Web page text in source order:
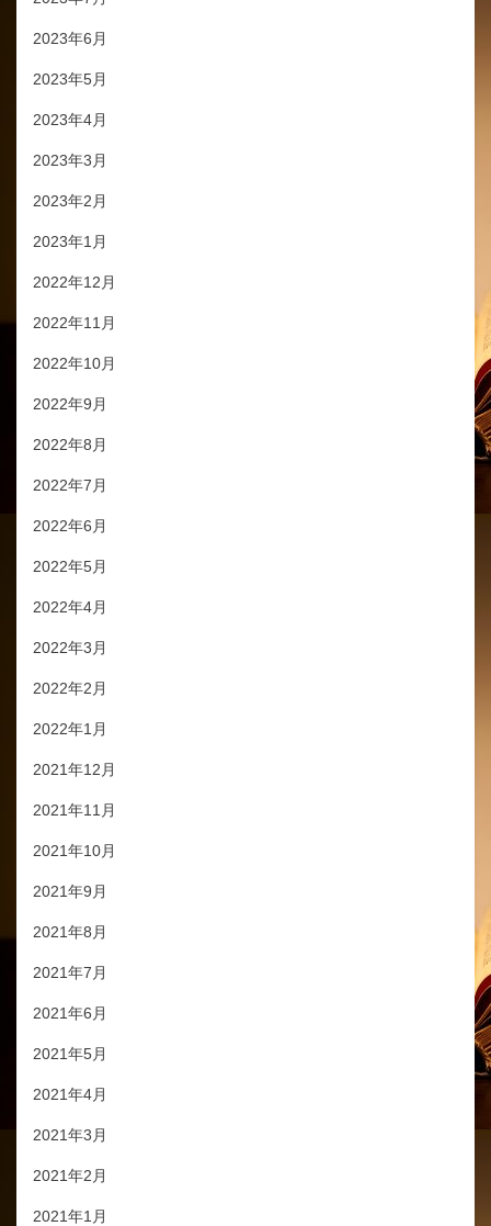
2023年6月
2023年5月
2023年4月
2023年3月
2023年2月
2023年1月
2022年12月
2022年11月
2022年10月
2022年9月
2022年8月
2022年7月
2022年6月
2022年5月
2022年4月
2022年3月
2022年2月
2022年1月
2021年12月
2021年11月
2021年10月
2021年9月
2021年8月
2021年7月
2021年6月
2021年5月
2021年4月
2021年3月
2021年2月
2021年1月